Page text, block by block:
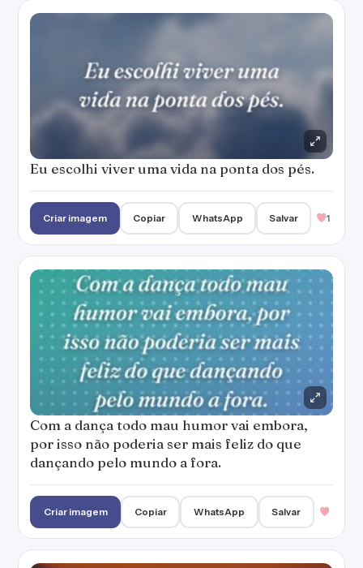
Eu escolhi viver uma vida na ponta dos pés.
Criar imagem Copiar WhatsApp Salvar 1
Com a dança todo mau humor vai embora,
por isso não poderia ser mais feliz do que
dançando pelo mundo a fora.
Criar imagem Copiar WhatsApp Salvar